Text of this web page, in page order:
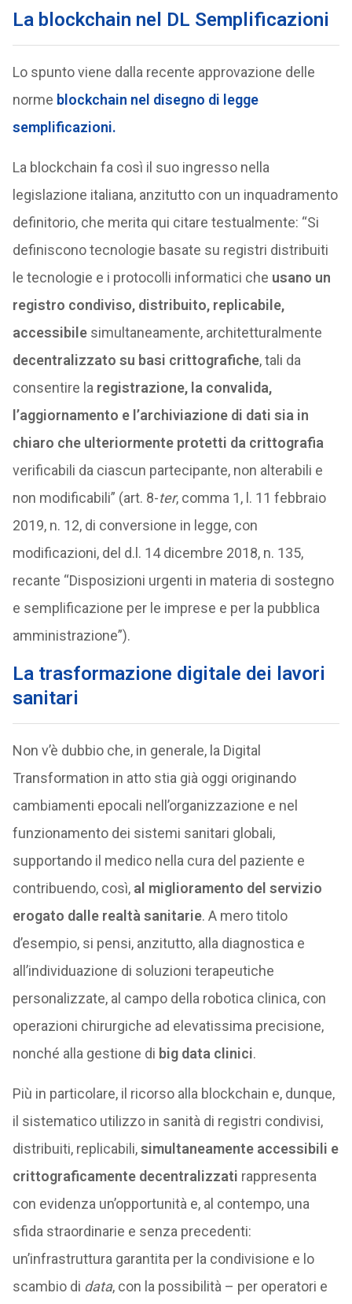
La blockchain nel DL Semplificazioni
Lo spunto viene dalla recente approvazione delle
norme blockchain nel disegno di legge
semplificazioni.
La blockchain fa così il suo ingresso nella
legislazione italiana, anzitutto con un inquadramento
definitorio, che merita qui citare testualmente: “Si
definiscono tecnologie basate su registri distribuiti
le tecnologie e i protocolli informatici che usano un
registro condiviso, distribuito, replicabile,
accessibilesimultaneamente, architetturalmente
decentralizzato su basi crittografiche, tali da
consentire la registrazione, la convalida,
l’aggiornamento e l’archiviazione di dati sia in
chiaro che ulteriormente protetti da crittografia
verificabili da ciascun partecipante, non alterabili e
non modificabili” (art. 8-ter, comma 1, l. 11 febbraio
2019, n. 12, di conversione in legge, con
modificazioni, del d.l. 14 dicembre 2018, n. 135,
recante “Disposizioni urgenti in materia di sostegno
e semplificazione per le imprese e per la pubblica
amministrazione”).
La trasformazione digitale dei lavori
sanitari
Non v’è dubbio che, in generale, la Digital
Transformation in atto stia già oggi originando
cambiamenti epocali nell’organizzazione e nel
funzionamento dei sistemi sanitari globali,
supportando il medico nella cura del paziente e
contribuendo, così, al miglioramento del servizio
erogato dalle realtà sanitarie. A mero titolo
d’esempio, si pensi, anzitutto, alla diagnostica e
all’individuazione di soluzioni terapeutiche
personalizzate, al campo della robotica clinica, con
operazioni chirurgiche ad elevatissima precisione,
nonché alla gestione di big data clinici.
Più in particolare, il ricorso alla blockchain e, dunque,
il sistematico utilizzo in sanità di registri condivisi,
distribuiti, replicabili,simultaneamente accessibili e
crittograficamente decentralizzati rappresenta
con evidenza un’opportunità e, al contempo, una
sfida straordinarie e senza precedenti:
un’infrastruttura garantita per la condivisione e lo
scambio di data, con la possibilità – per operatori e